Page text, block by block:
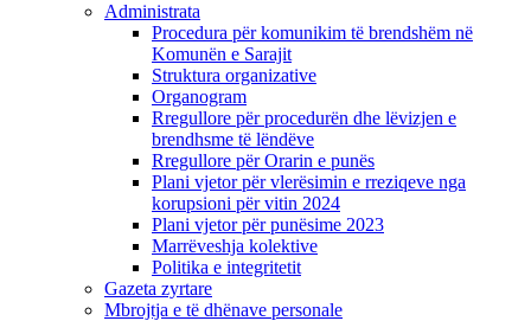
Administrata
Procedura për komunikim të brendshëm në
Komunën e Sarajit
Struktura organizative
Organogram
Rregullore për procedurën dhe lëvizjen e
brendhsme të lëndëve
Rregullore për Orarin e punës
Plani vjetor për vlerësimin e rreziqeve nga
korupsioni për vitin 2024
Plani vjetor për punësime 2023
Marrëveshja kolektive
Politika e integritetit
Gazeta zyrtare
Mbrojtja e të dhënave personale